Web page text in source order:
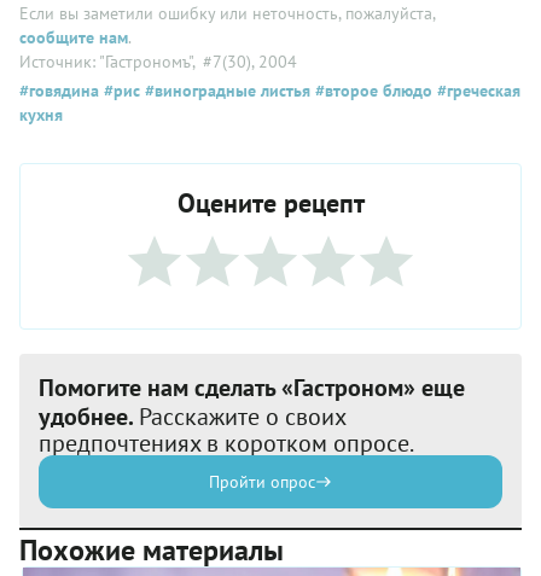
Если вы заметили ошибку или неточность, пожалуйста,
сообщите нам.
Источник: "Гастрономъ", #7(30), 2004
#говядина #рис #виноградные листья #второе блюдо #греческая
кухня
Оцените рецепт
Помогите нам сделать «Гастроном» еще
удобнее. Расскажите о своих
предпочтениях в коротком опросе.
Пройти опрос
Похожие материалы